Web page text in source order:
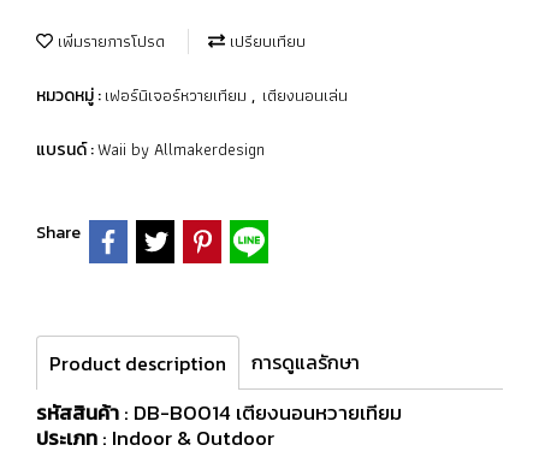
เพิ่มรายการโปรด เปรียบเทียบ
หมวดหมู่ :เฟอร์นิเจอร์หวายเทียม , เตียงนอนเล่น
แบรนด์ :Waii by Allmakerdesign
Share
Product description การดูแลรักษา
รหัสสินค้า: DB-B0014 เตียงนอนหวายเทียม
ประเภท: Indoor & Outdoor